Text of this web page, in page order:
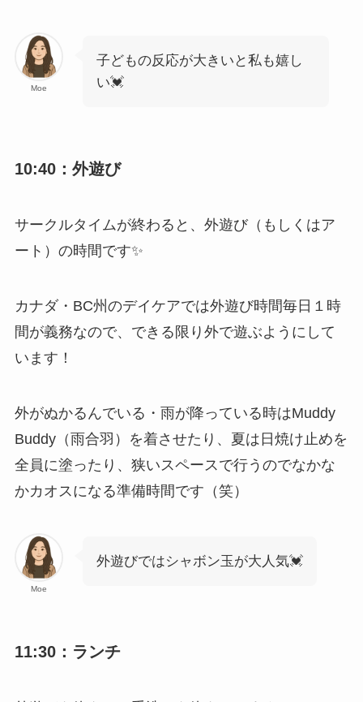
Moe
子どもの反応が大きいと私も嬉し
い💓
10:40：外遊び
サークルタイムが終わると、外遊び（もしくはア
ート）の時間です✨
カナダ・BC州のデイケアでは外遊び時間毎日１時
間が義務なので、できる限り外で遊ぶようにして
います！
外がぬかるんでいる・雨が降っている時はMuddy
Buddy（雨合羽）を着させたり、夏は日焼け止めを
全員に塗ったり、狭いスペースで行うのでなかな
かカオスになる準備時間です（笑）
Moe
外遊びではシャボン玉が大人気💓
11:30：ランチ